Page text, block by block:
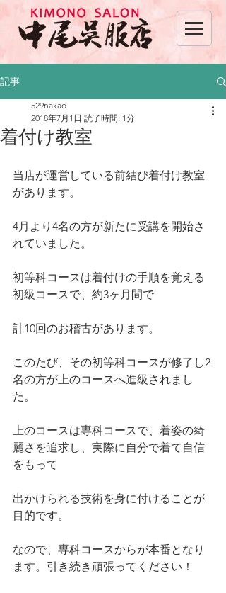
記事
着付け教室
529nakao
2018年7月1日 読了時間: 1分
当店が運営している前結び着付け教室
があります。
4月より4名の方が新たに受講を開始さ
れていました。
初等科コースは着付けの手順を覚える
初級コースで、約3ヶ月間で
計10回のお稽古があります。
このたび、その初等科コースが修了し2
名の方が上のコースへ進級されまし
た。
上のコースは専科コースで、着姿の綺
麗さを追求し、実際に自分で着て自信
をもって
出かけられる技術を身に付けることが
目的です。
なので、専科コースからが本番となり
ます。引き続き頑張ってください！